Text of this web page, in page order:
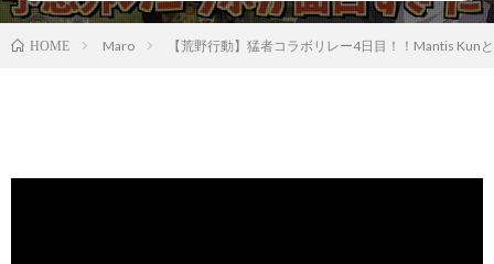
HOME Maro 【荒野行動】猛者コラボリレー4日目！！Mantis